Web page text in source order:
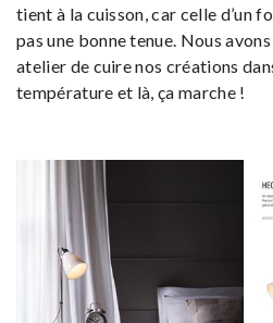
tient à la cuisson, car celle d’un
pas une bonne tenue. Nous
atelier de cuire nos créations
température et là, ça marche !